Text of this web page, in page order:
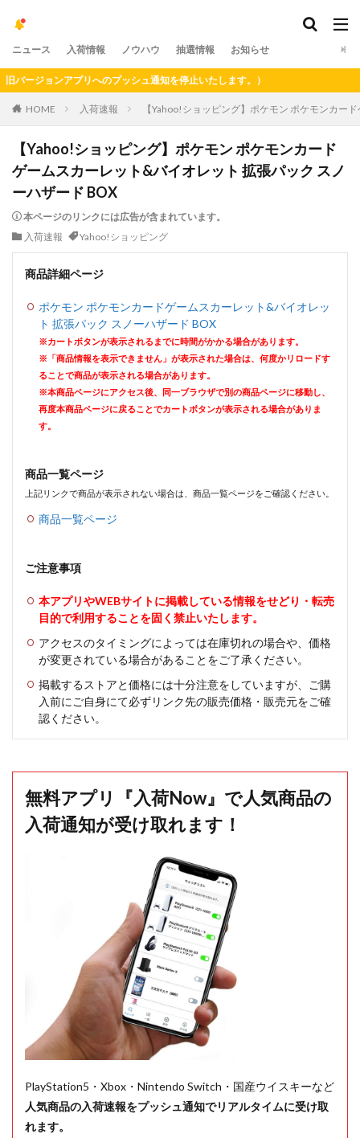
ニュース 入荷情報 ノウハウ 抽選情報 お知らせ
ョンアプリへのプッシュ通知を停止いたします。）
HOME 入荷速報 【Yahoo!ショッピング】ポケモン ポケモンカー
【Yahoo!ショッピング】ポケモン ポケモンカード
ゲームスカーレット&バイオレット 拡張パック スノ
ーハザード BOX
本ページのリンクには広告が含まれています。
入荷速報
Yahoo!ショッピング
商品詳細ページ
ポケモン ポケモンカードゲームスカーレット&バイオレッ
ト 拡張パック スノーハザード BOX
※カートボタンが表示されるまでに時間がかかる場合があります。
※「商品情報を表示できません」が表示された場合は、何度かリロードす
ることで商品が表示される場合があります。
※本商品ページにアクセス後、同一ブラウザで別の商品ページに移動し、
再度本商品ページに戻ることでカートボタンが表示される場合がありま
す。
商品一覧ページ
上記リンクで商品が表示されない場合は、商品一覧ページをご確認ください。
商品一覧ページ
ご注意事項
本アプリやWEBサイトに掲載している情報をせどり・転売
目的で利用することを固く禁止いたします。
アクセスのタイミングによっては在庫切れの場合や、価格
が変更されている場合があることをご了承ください。
掲載するストアと価格には十分注意をしていますが、ご購
入前にご自身にて必ずリンク先の販売価格・販売元をご確
認ください。
無料アプリ『入荷Now』で人気商品の
入荷通知が受け取れます！
PlayStation5・Xbox・Nintendo Switch・国産ウイスキーなど
人気商品の入荷速報をプッシュ通知でリアルタイムに受け取
れます。